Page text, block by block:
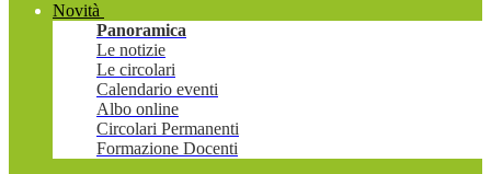
Novità
Panoramica
Le notizie
Le circolari
Calendario eventi
Albo online
Circolari Permanenti
Formazione Docenti